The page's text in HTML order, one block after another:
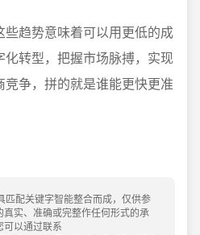
趋势意味着可以用更低的成
转型，把握市场脉搏，实现
争，拼的就是谁能更快更准
匹配关键字智能整合而成，仅供参
实、准确或完整作任何形式的承
可以通过联系